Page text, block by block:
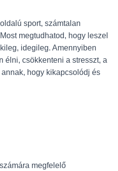
sport, számtalan
megtudhatod, hogy leszel
idegileg. Amennyiben
élni, csökkenteni a stresszt, a
hogy kikapcsolódj és
megfelelő